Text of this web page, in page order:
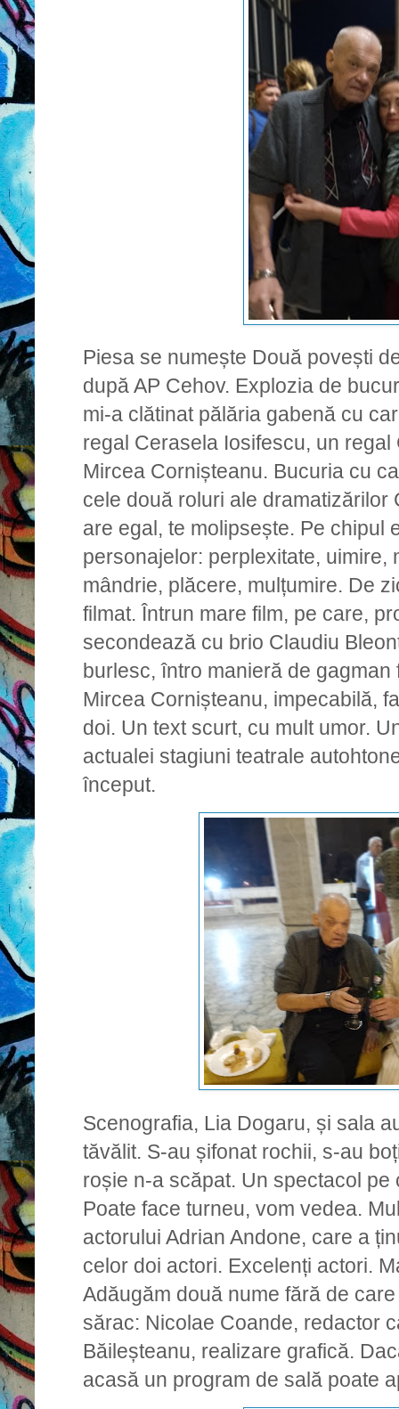
Piesa se numește Două povești
după AP Cehov. Explozia de
mi-a clătinat pălăria gabenă cu
regal Cerasela Iosifescu, un
Mircea Cornișteanu. Bucuria cu
cele două roluri ale
are egal, te molipsește. Pe chipul
personajelor: perplexitate, uimire,
mândrie, plăcere, mulțumire. De
filmat. Întrun mare film, pe care,
secondează cu brio Claudiu
burlesc, întro manieră de
Mircea Cornișteanu, impecabilă,
doi. Un text scurt, cu mult umor.
actualei stagiuni teatrale
început.
Scenografia, Lia Dogaru, și sala
tăvălit. S-au șifonat rochii, s-au
roșie n-a scăpat. Un spectacol
Poate face turneu, vom vedea.
actorului Adrian Andone, care a
celor doi actori. Excelenți actori.
Adăugăm două nume fără de
sărac: Nicolae Coande, redactor
Băileșteanu, realizare grafică.
acasă un program de sală poate